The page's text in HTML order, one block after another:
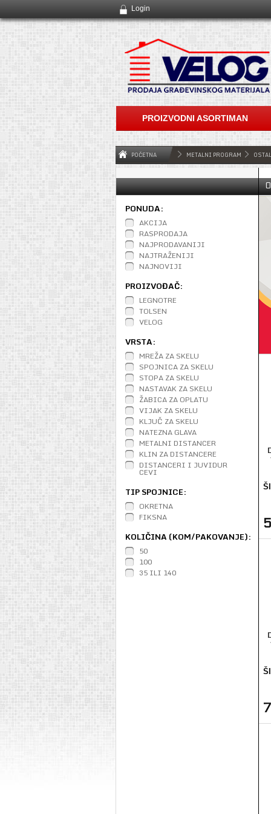
Login
PROIZVODNI ASORTIMAN
POČETNA METALNI PROGRAM
PONUDA:
AKCIJA
RASPRODAJA
NAJPRODAVANIJI
NAJTRAŽENIJI
NAJNOVIJI
PROIZVOĐAČ:
LEGNOTRE
TOLSEN
VELOG
VRSTA:
MREŽA ZA SKELU
SPOJNICA ZA SKELU
STOPA ZA SKELU
NASTAVAK ZA SKELU
ŽABICA ZA OPLATU
VIJAK ZA SKELU
KLJUČ ZA SKELU
NATEZNA GLAVA
METALNI DISTANCER
KLIN ZA DISTANCERE
DISTANCERI I JUVIDUR
CEVI
TIP SPOJNICE:
OKRETNA
FIKSNA
KOLIČINA (KOM/PAKOVANJE):
50
100
35 ILI 140